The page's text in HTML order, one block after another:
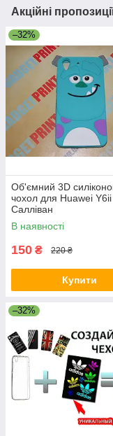
Акційні
–32%
Об'ємний 3D
чохол для Huawei
Салліван
В наявності
150 ₴ 220 ₴
Купити
–32%